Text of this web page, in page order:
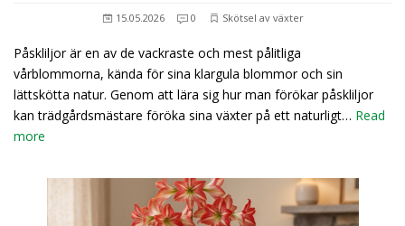
15.05.2026 0 Skötsel av växter
Påskliljor är en av de vackraste och mest pålitliga
vårblommorna, kända för sina klargula blommor och sin
lättskötta natur. Genom att lära sig hur man förökar påskliljor
kan trädgårdsmästare föröka sina växter på ett naturligt… Read
more